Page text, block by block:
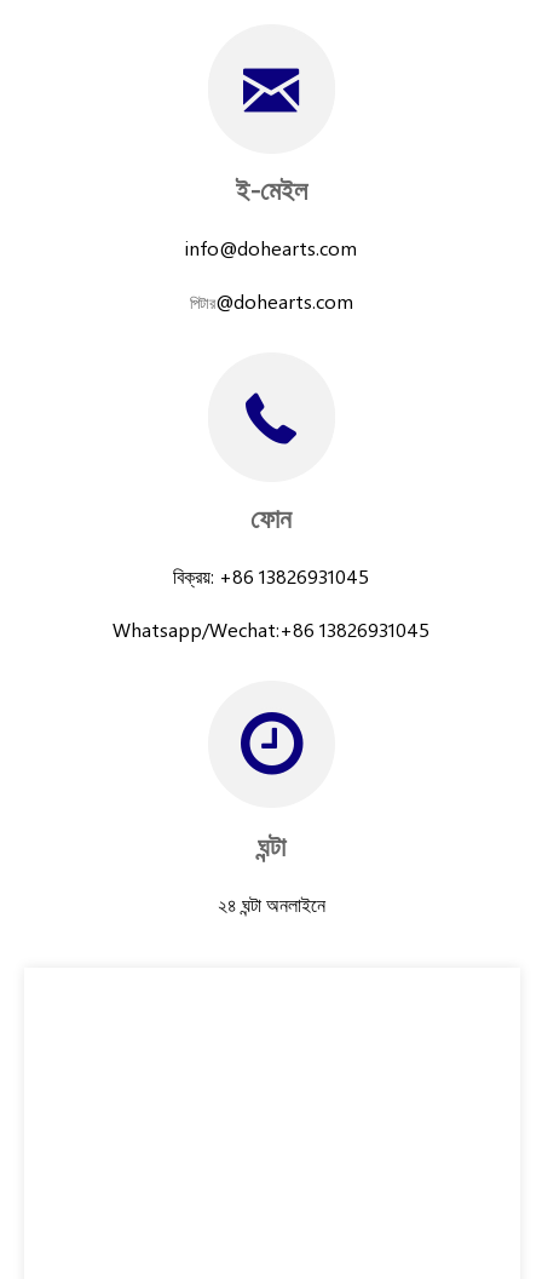
ই-মেইল
info@dohearts.com
পিটার@dohearts.com
ফোন
বিক্রয়: +86 13826931045
Whatsapp/Wechat:+86 13826931045
ঘন্টা
২৪ ঘন্টা অনলাইনে